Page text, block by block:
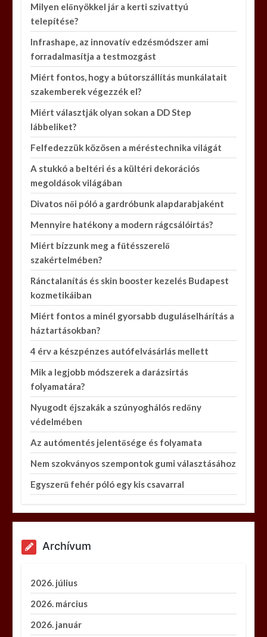
Milyen előnyökkel jár a kerti szivattyú
telepítése?
Infrashape, az innovatív edzésmódszer ami
forradalmasítja a testmozgást
Miért fontos, hogy a bútorszállítás munkálatait
szakemberek végezzék el?
Miért választják olyan sokan a DD Step
lábbeliket?
Felfedezzük közösen a méréstechnika világát
A stukkó a beltéri és a kültéri dekorációs
megoldások világában
Divatos női póló a gardróbunk alapdarabjaként
Mennyire hatékony a modern rágcsálóirtás?
Miért bízzunk meg a fűtésszerelő
szakértelmében?
Ránctalanítás és skin booster kezelés Budapest
kozmetikáiban
Miért fontos a minél gyorsabb duguláselhárítás a
háztartásokban?
4 érv a készpénzes autófelvásárlás mellett
Mik a legjobb módszerek a darázsirtás
folyamatára?
Nyugodt éjszakák a szúnyoghálós redőny
védelmében
Az autómentés jelentősége és folyamata
Nem szokványos szempontok gumi választásához
Egyszerű fehér póló egy kis csavarral
Archívum
2026. július
2026. március
2026. január